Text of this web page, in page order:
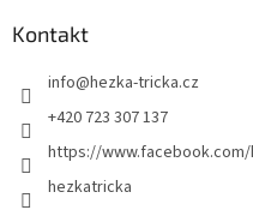
Kontakt
info@hezka-tricka.cz
+420 723 307 137
https://
hezkatricka